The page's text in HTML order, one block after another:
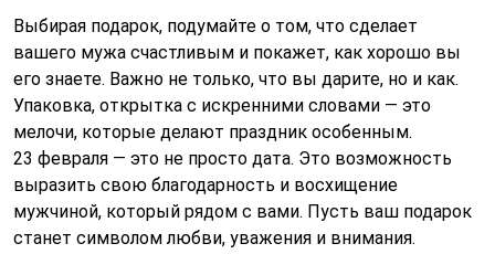
Выбирая подарок, подумайте о том, что сделает
вашего мужа счастливым и покажет, как хорошо вы
его знаете. Важно не только, что вы дарите, но и как.
Упаковка, открытка с искренними словами — это
мелочи, которые делают праздник особенным.
23 февраля — это не просто дата. Это возможность
выразить свою благодарность и восхищение
мужчиной, который рядом с вами. Пусть ваш подарок
станет символом любви, уважения и внимания.